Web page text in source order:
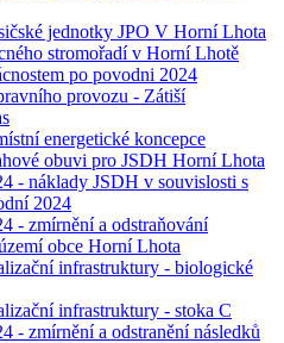
jednotky JPO V Horní Lhota
stromořadí v Horní Lhotě
po povodni 2024
provozu - Zátiší
energetické koncepce
obuvi pro JSDH Horní Lhota
- náklady JSDH v souvislosti s
2024
- zmírnění a odstraňování
obce Horní Lhota
infrastruktury - biologické
infrastruktury - stoka C
- zmírnění a odstranění následků